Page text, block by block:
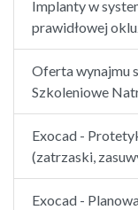
Implanty w
prawidłowej
Oferta wynajmu
Szkoleniowe
Exocad -
(zatrzaski,
Exocad -